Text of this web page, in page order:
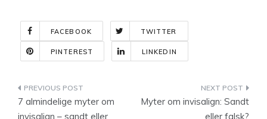
FACEBOOK TWITTER
PINTEREST LINKEDIN
Indlægsnavigation
7 almindelige myter om
invisalign – sandt eller
Myter om invisalign: Sandt
eller falsk?